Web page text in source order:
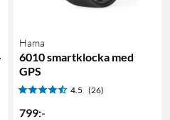
Hama
6010 smartklocka med
GPS
4.5 (26)
799:-